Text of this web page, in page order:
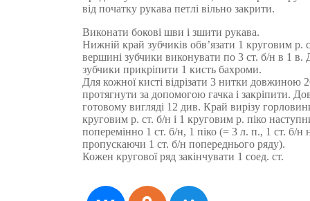
від початку рукава петлі вільно закрити.
Виконати бокові шви і зшити рукава.
Нижній край зубчиків обв’язати 1 круговим р.
вершині зубчики виконувати по 3 ст. б/н в 1
зубчики прикріпити 1 кисть бахроми.
Для кожної кисті відрізати 3 нитки довжиною
протягнути за допомогою гачка і закріпити.
готовому вигляді 12 див. Край вирізу
круговим р. ст. б/н і 1 круговим р. піко
поперемінно 1 ст. б/н, 1 піко (= 3 л. п., 1 ст. б/н
пропускаючи 1 ст. б/н попереднього ряду).
Кожен кругової ряд закінчувати 1 соед. ст.